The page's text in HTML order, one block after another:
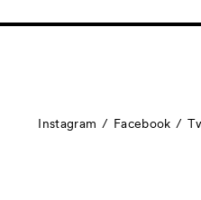
Instagram Facebook